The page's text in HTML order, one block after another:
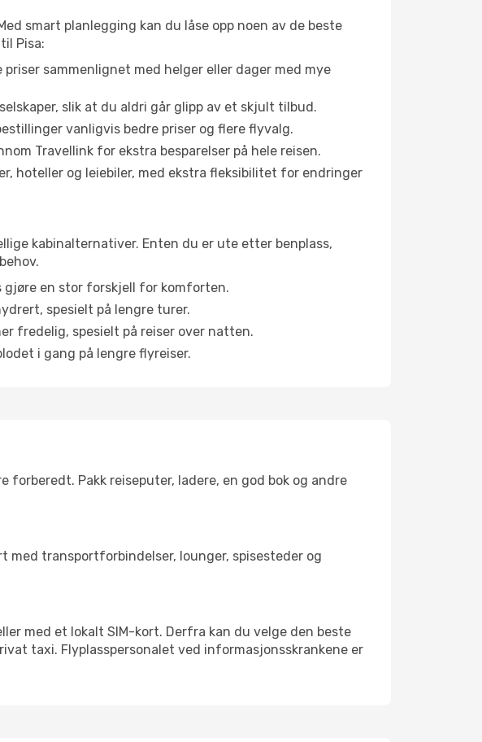
smart planlegging kan du låse opp noen av de beste
Pisa:
sammenlignet med helger eller dager med mye
slik at du aldri går glipp av et skjult tilbud.
vanligvis bedre priser og flere flyvalg.
Travellink for ekstra besparelser på hele reisen.
hoteller og leiebiler, med ekstra fleksibilitet for endringer
kabinalternativer. Enten du er ute etter benplass,
gjøre en stor forskjell for komforten.
spesielt på lengre turer.
fredelig, spesielt på reiser over natten.
i gang på lengre flyreiser.
Pakk reiseputer, ladere, en god bok og andre
med transportforbindelser, lounger, spisesteder og
med et lokalt SIM-kort. Derfra kan du velge den beste
taxi. Flyplasspersonalet ved informasjonsskrankene er